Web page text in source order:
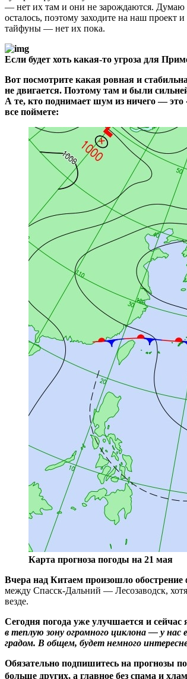
— нет их там и они не зарождаются. Думаю
осталось, поэтому заходите на наш проект
тайфуны — нет их пока.
Если будет хоть какая-то угроза для
Вот посмотрите какая ровная и
не двигается. Поэтому там и были
А те, кто поднимает шум из ничего —
все поймете:
Карта прогноза погоды на 21 мая
Вчера над Китаем произошло
между Спасск-Дальний — Лесозаводск,
везде.
Сегодня погода уже улучшается и
в теплую зону огромного циклона — у
градом. В общем, будет немного
Обязательно подпишитесь на прогнозы
больше других, а главное без спама и